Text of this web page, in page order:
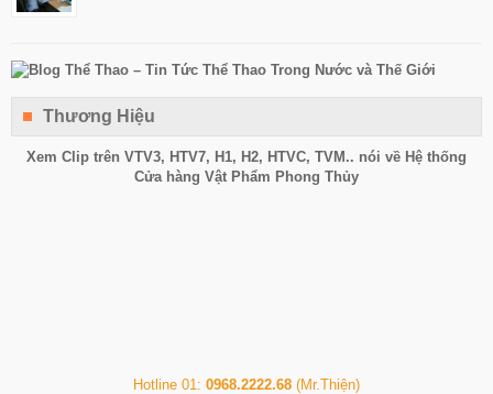
Thương Hiệu
Xem Clip trên VTV3, HTV7, H1, H2, HTVC, TVM.. nói về Hệ thống
Cửa hàng Vật Phẩm Phong Thủy
Hotline 01: 0968.2222.68 (Mr.Thiện)